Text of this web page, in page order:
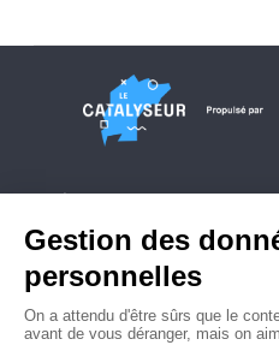
Conditions générales d'utilisation
Contactez-nous
Politique de confidentialité